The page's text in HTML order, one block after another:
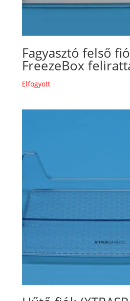
Fagyasztó felső
FreezeBox
Elfogyott